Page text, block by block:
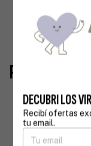
Productos
DECUBRI LOS
Recibí ofertas
tu email.